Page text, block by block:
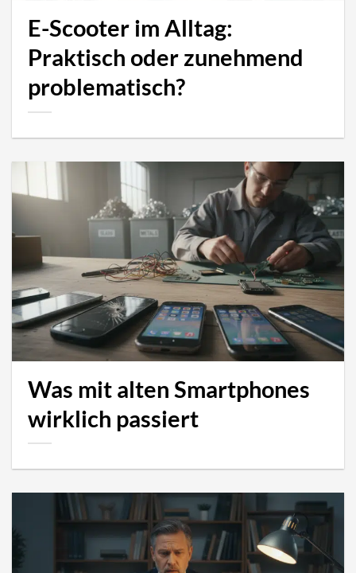
E-Scooter im Alltag:
Praktisch oder zunehmend
problematisch?
Was mit alten Smartphones
wirklich passiert